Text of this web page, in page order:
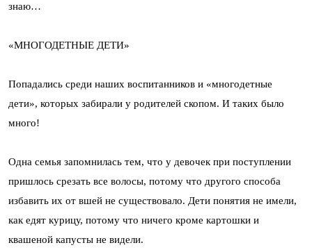
знаю…
«МНОГОДЕТНЫЕ ДЕТИ»
Попадались среди наших воспитанников и «многодетные
дети», которых забирали у родителей скопом. И таких было
много!
Одна семья запомнилась тем, что у девочек при поступлении
пришлось срезать все волосы, потому что другого способа
избавить их от вшей не существовало. Дети понятия не имели,
как едят курицу, потому что ничего кроме картошки и
квашеной капусты не видели.